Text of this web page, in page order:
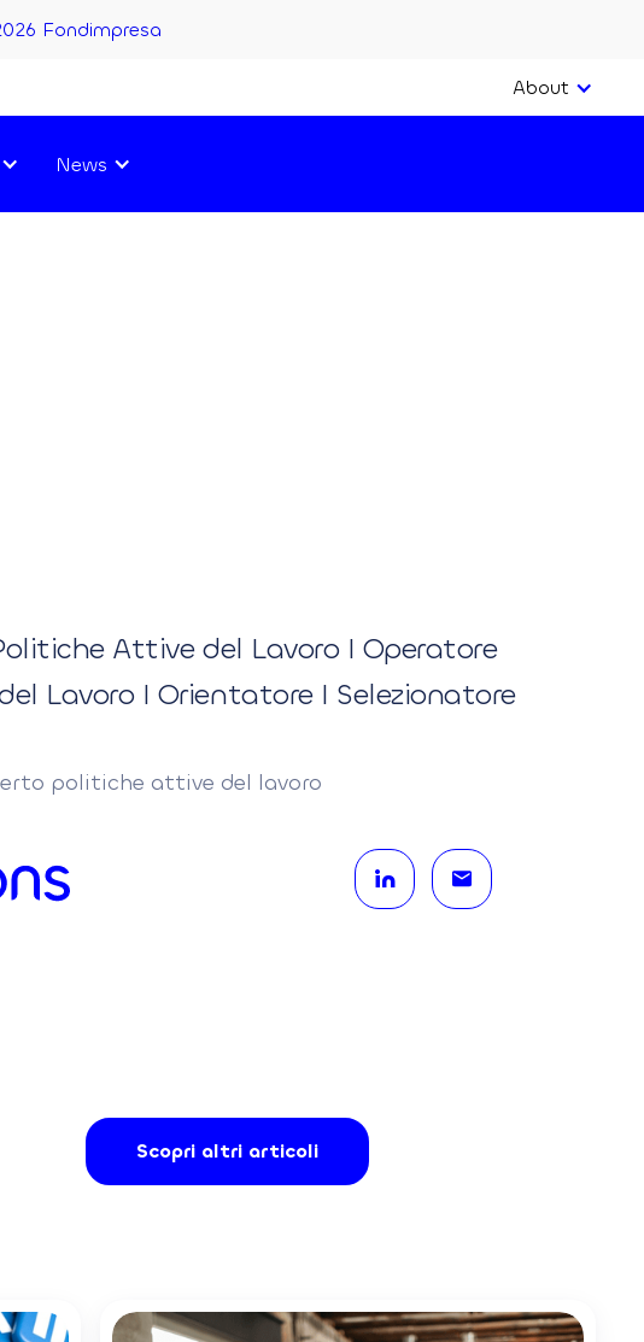
Fondimpresa
About
News
Attive del Lavoro I Operatore
Lavoro I Orientatore I Selezionatore
politiche attive del lavoro
in
Scopri altri articoli